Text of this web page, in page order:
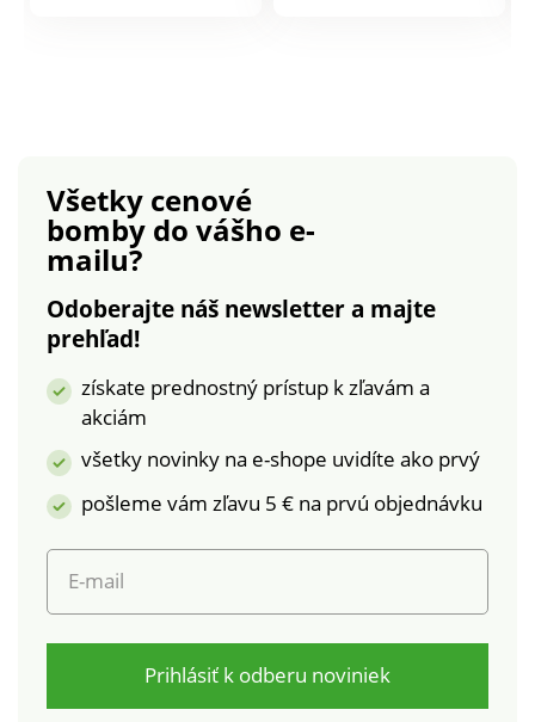
textilné výrobky,
ktoré boli podrobené
laboratórnym testom
škodlivých látok a
výrobok je bezpečný
noriem. Možno prať v
práčke.
výrobky, ktoré boli
na široké spektrum
nad rámec platných
práčke.
Všetky cenové
bomby do vášho e-
mailu?
Odoberajte náš newsletter a majte
prehľad!
získate prednostný prístup k zľavám a
akciám
všetky novinky na e-shope uvidíte ako prvý
pošleme vám zľavu 5 € na prvú objednávku
E-mail
Prihlásiť k odberu noviniek